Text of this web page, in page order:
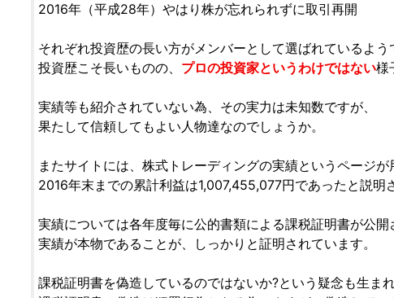
2016年（平成28年）やはり株が忘れられずに取引再開
それぞれ投資歴の長い方がメンバーとして選ばれているよう
投資歴こそ長いものの、 プロの投資家というわけではない様
実績等も紹介されていない為、その実力は未知数ですが、
果たして信頼してもよい人物達なのでしょうか。
またサイトには、株式トレーディングの実績というページが
2016年末までの累計利益は1,007,455,077円であったと説明
実績については各年度毎に公的書類による課税証明書が公開
実績が本物であることが、しっかりと証明されています。
課税証明書を偽造しているのではないか?という疑念も生ま